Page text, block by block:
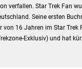
verfallen. Star Trek Fan
Seine ersten
von 16 Jahren im Star Trek
Exklusiv) und hat